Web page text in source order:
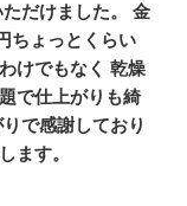
だけました。 金
ちょっとくらい
けでもなく 乾燥
で仕上がりも綺
で感謝しており
ます。